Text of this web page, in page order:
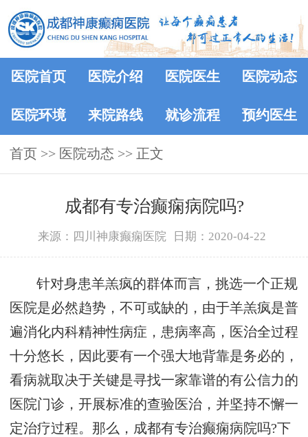
医院首页 医院介绍 医院医生 医院动态
医院环境 来院路线 就诊流程 预约医生
首页 >> 医院动态 >> 正文
成都有专治癫痫病院吗?
来源：四川神康癫痫医院 日期：2020-04-22
针对身患羊羔疯的群体而言，挑选一个正规
医院是必然趋势，不可或缺的，由于羊羔疯是普
遍消化内科精神性病症，患病率高，医治全过程
十分悠长，因此要有一个强大地背靠是务必的，
看病就取决于关键是寻找一家靠谱的有公信力的
医院门诊，开展标准的查验医治，并坚持不懈一
定治疗过程。那么，成都有专治癫痫病院吗?下